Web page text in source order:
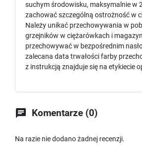
suchym środowisku, maksymalnie w
zachować szczególną ostrożność w
Należy unikać przechowywania w
grzejników w ciężarówkach i
przechowywać w bezpośrednim
zalecana data trwałości farby
z instrukcją znajduje się na etykiecie
 Komentarze (0)
Na razie nie dodano żadnej recenzji.